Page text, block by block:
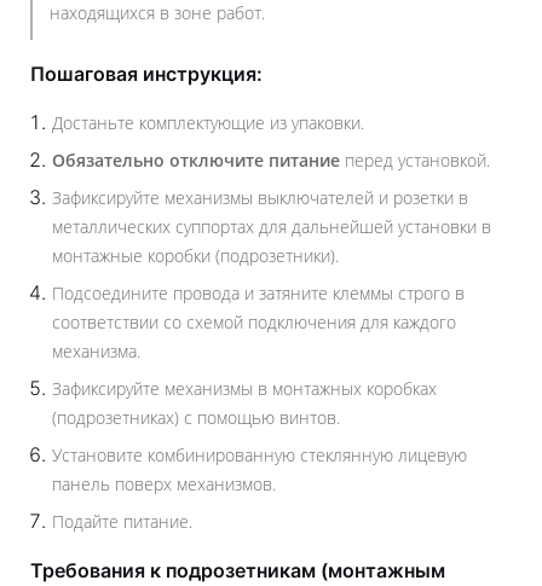
находящихся в зоне работ.
Пошаговая инструкция:
Достаньте комплектующие из упаковки.
Обязательно отключите питание перед установкой.
Зафиксируйте механизмы выключателей и розетки в
металлических суппортах для дальнейшей установки в
монтажные коробки (подрозетники).
Подсоедините провода и затяните клеммы строго в
соответствии со схемой подключения для каждого
механизма.
Зафиксируйте механизмы в монтажных коробках
(подрозетниках) с помощью винтов.
Установите комбинированную стеклянную лицевую
панель поверх механизмов.
Подайте питание.
Требования к подрозетникам (монтажным